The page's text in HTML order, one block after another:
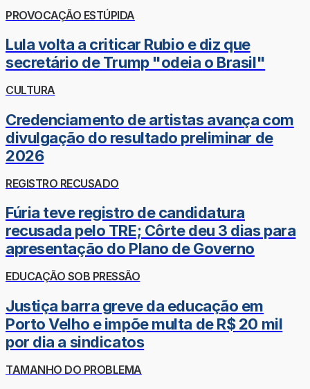
PROVOCAÇÃO ESTÚPIDA
Lula volta a criticar Rubio e diz que
secretário de Trump "odeia o Brasil"
CULTURA
Credenciamento de artistas avança com
divulgação do resultado preliminar de
2026
REGISTRO RECUSADO
Fúria teve registro de candidatura
recusada pelo TRE; Côrte deu 3 dias para
apresentação do Plano de Governo
EDUCAÇÃO SOB PRESSÃO
Justiça barra greve da educação em
Porto Velho e impõe multa de R$ 20 mil
por dia a sindicatos
TAMANHO DO PROBLEMA